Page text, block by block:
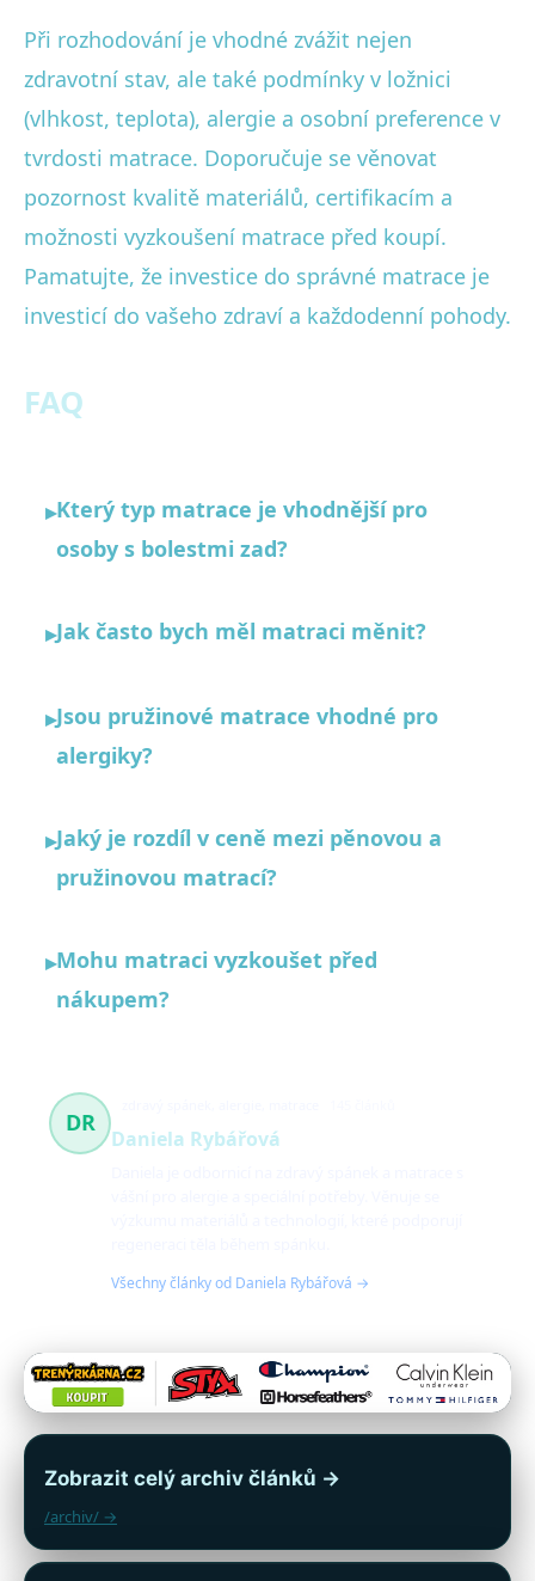
Při rozhodování je vhodné zvážit nejen
zdravotní stav, ale také podmínky v ložnici
(vlhkost, teplota), alergie a osobní preference v
tvrdosti matrace. Doporučuje se věnovat
pozornost kvalitě materiálů, certifikacím a
možnosti vyzkoušení matrace před koupí.
Pamatujte, že investice do správné matrace je
investicí do vašeho zdraví a každodenní pohody.
FAQ
▸Který typ matrace je vhodnější pro
osoby s bolestmi zad?
▸Jak často bych měl matraci měnit?
▸Jsou pružinové matrace vhodné pro
alergiky?
▸Jaký je rozdíl v ceně mezi pěnovou a
pružinovou matrací?
▸Mohu matraci vyzkoušet před
nákupem?
DR
Daniela Rybářová
Všechny články od Daniela Rybářová →
Zobrazit celý archiv článků →
/archiv/ →